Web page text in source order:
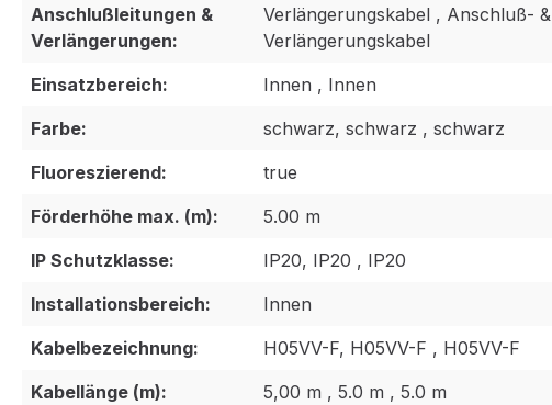
Anschlußleitungen &
Verlängerungen:
Verlängerungskabel , Anschluß- &
Verlängerungskabel
Einsatzbereich:
Innen , Innen
Farbe:
schwarz, schwarz , schwarz
Fluoreszierend:
true
Förderhöhe max. (m):
5.00 m
IP Schutzklasse:
IP20, IP20 , IP20
Installationsbereich:
Innen
Kabelbezeichnung:
H05VV-F, H05VV-F , H05VV-F
Kabellänge (m):
5,00 m , 5.0 m , 5.0 m